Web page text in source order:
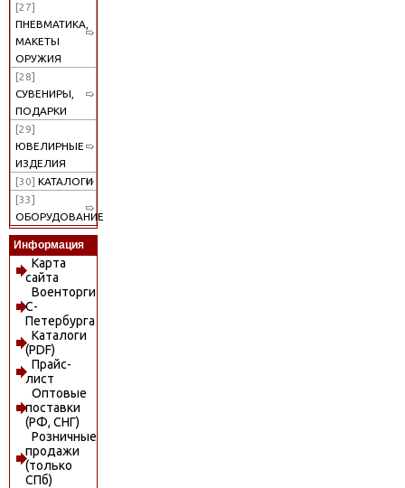
[27]
ПНЕВМАТИКА,
МАКЕТЫ
ОРУЖИЯ
[28]
СУВЕНИРЫ,
ПОДАРКИ
[29]
ЮВЕЛИРНЫЕ
ИЗДЕЛИЯ
[30] КАТАЛОГИ
[33]
ОБОРУДОВАНИЕ
Информация
Карта
сайта
Военторги
С-
Петербурга
Каталоги
(PDF)
Прайс-
лист
Оптовые
поставки
(РФ, СНГ)
Розничные
продажи
(только
СПб)